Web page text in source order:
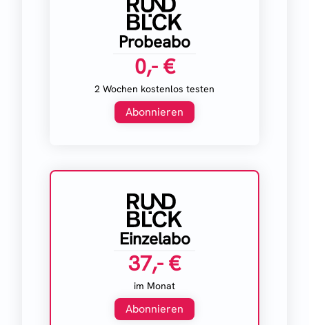
Probeabo
0,- €
2 Wochen kostenlos testen
Abonnieren
Einzelabo
37,- €
im Monat
Abonnieren